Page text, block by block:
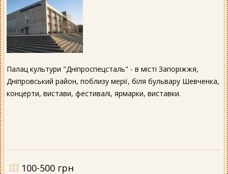
Палац культури "Дніпроспецсталь" - в місті Запоріжжя,
Дніпровський район, поблизу мерії, біля бульвару Шевченка,
концерти, вистави, фестивалі, ярмарки, виставки.
100-500 грн